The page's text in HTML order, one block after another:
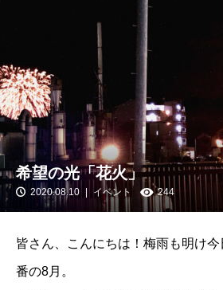
希望の光「花火」
2020.08.10 イベント 244
皆さん、こんにちは！梅雨も明け
番の8月。